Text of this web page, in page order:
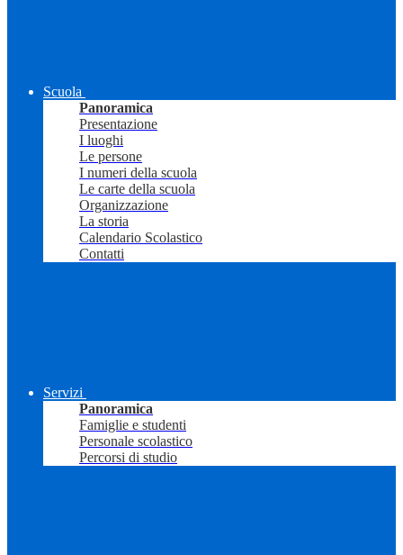
Scuola
Panoramica
Presentazione
I luoghi
Le persone
I numeri della scuola
Le carte della scuola
Organizzazione
La storia
Calendario Scolastico
Contatti
Servizi
Panoramica
Famiglie e studenti
Personale scolastico
Percorsi di studio